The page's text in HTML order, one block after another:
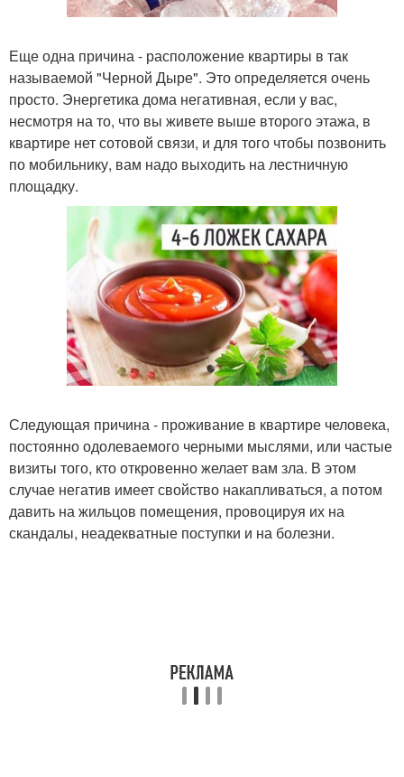
Еще одна причина - расположение квартиры в так
называемой "Черной Дыре". Это определяется очень
просто. Энергетика дома негативная, если у вас,
несмотря на то, что вы живете выше второго этажа, в
квартире нет сотовой связи, и для того чтобы позвонить
по мобильнику, вам надо выходить на лестничную
площадку.
Следующая причина - проживание в квартире человека,
постоянно одолеваемого черными мыслями, или частые
визиты того, кто откровенно желает вам зла. В этом
случае негатив имеет свойство накапливаться, а потом
давить на жильцов помещения, провоцируя их на
скандалы, неадекватные поступки и на болезни.